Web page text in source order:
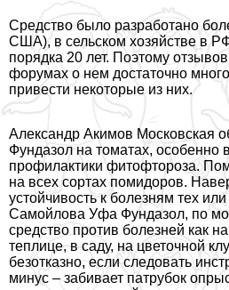
Средство было разработано
США), в сельском хозяйстве в
порядка 20 лет. Поэтому
форумах о нем достаточно
привести некоторые из них.
Александр Акимов Московская
Фундазол на томатах,
профилактики фитофтороза.
на всех сортах помидоров.
устойчивость к болезням тех
Самойлова Уфа Фундазол, по
средство против болезней как
теплице, в саду, на цветочной
безотказно, если следовать
минус – забивает патрубок